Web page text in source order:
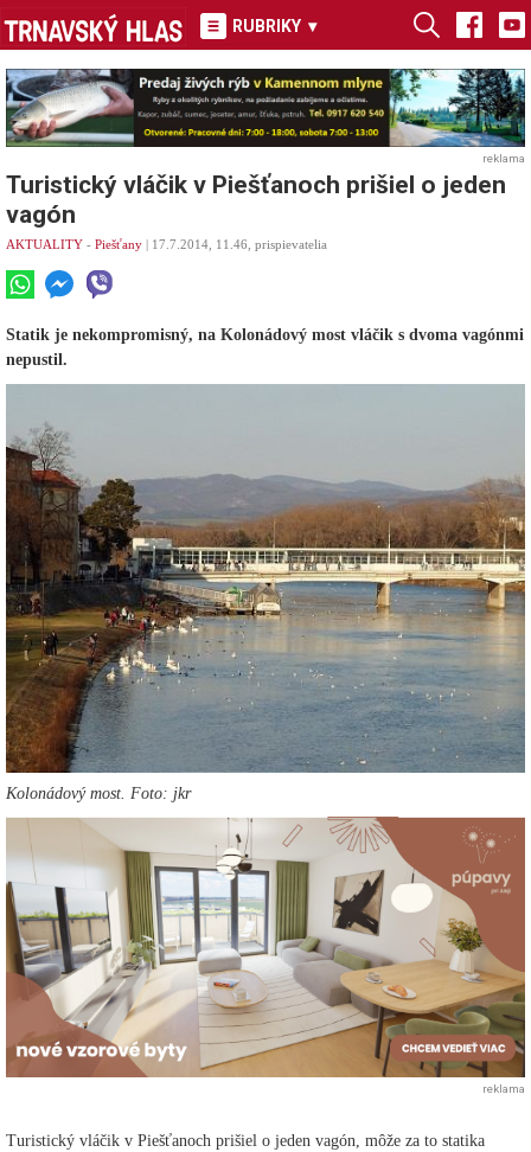
RUBRIKY ▾
reklama
Turistický vláčik v Piešťanoch prišiel o jeden
vagón
AKTUALITY - Piešťany | 17.7.2014, 11.46, prispievatelia
Statik je nekompromisný, na Kolonádový most vláčik s dvoma vagónmi
nepustil.
Kolonádový most. Foto: jkr
reklama
Turistický vláčik v Piešťanoch prišiel o jeden vagón, môže za to statika